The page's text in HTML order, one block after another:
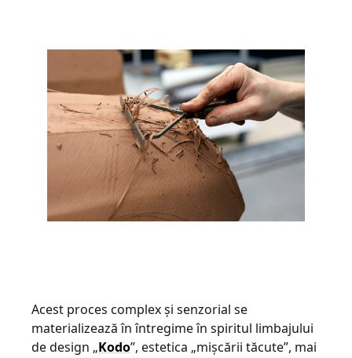
Acest proces complex și senzorial se
materializează în întregime în spiritul limbajului
de design „Kodo”, estetica „mișcării tăcute”, mai